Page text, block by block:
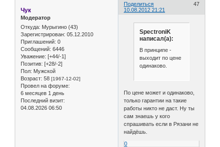
Поделиться
47
10.08.2012 21:21
Чук
Модератор
Откуда: Мурыгино (43)
Зарегистрирован: 05.12.2010
Приглашений: 0
Сообщений: 6446
Уважение: [+44/-1]
Позитив: [+28/-2]
Пол: Мужской
Возраст: 58 [1967-12-02]
Провел на форуме:
6 месяцев 1 день
Последний визит:
04.08.2026 06:50
SpectroniK
написал(а):
В принципе -
выходит по цене
одинаково.
По цене может и одинаково,
только гарантии на такие
работы никто не даст. Ну ты
сам знаешь у кого
спрашивать если в Рязани не
найдёшь.
0